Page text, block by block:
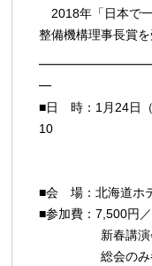
2018年「日本で
整備機構理事長賞を
━
■日 時：1月24日
10
新春講演
懇親会
■会 場：北海道ホ
■参加費：7,500円／
新春講演会の
総会のみ参